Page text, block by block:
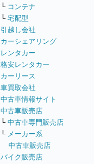
└ コンテナ
└ 宅配型
引越し会社
カーシェアリング
レンタカー
格安レンタカー
カーリース
車買取会社
中古車情報サイト
中古車販売店
└ 中古車専門販売店
└ メーカー系
中古車販売店
バイク販売店